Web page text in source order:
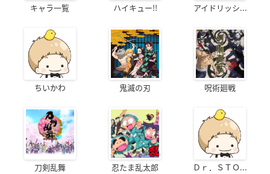
キャラ一覧 ハイキュー!! アイドリッシ...
ちいかわ 鬼滅の刃 呪術廻戦
刀剣乱舞 忍たま乱太郎 Ｄｒ．ＳＴＯ...